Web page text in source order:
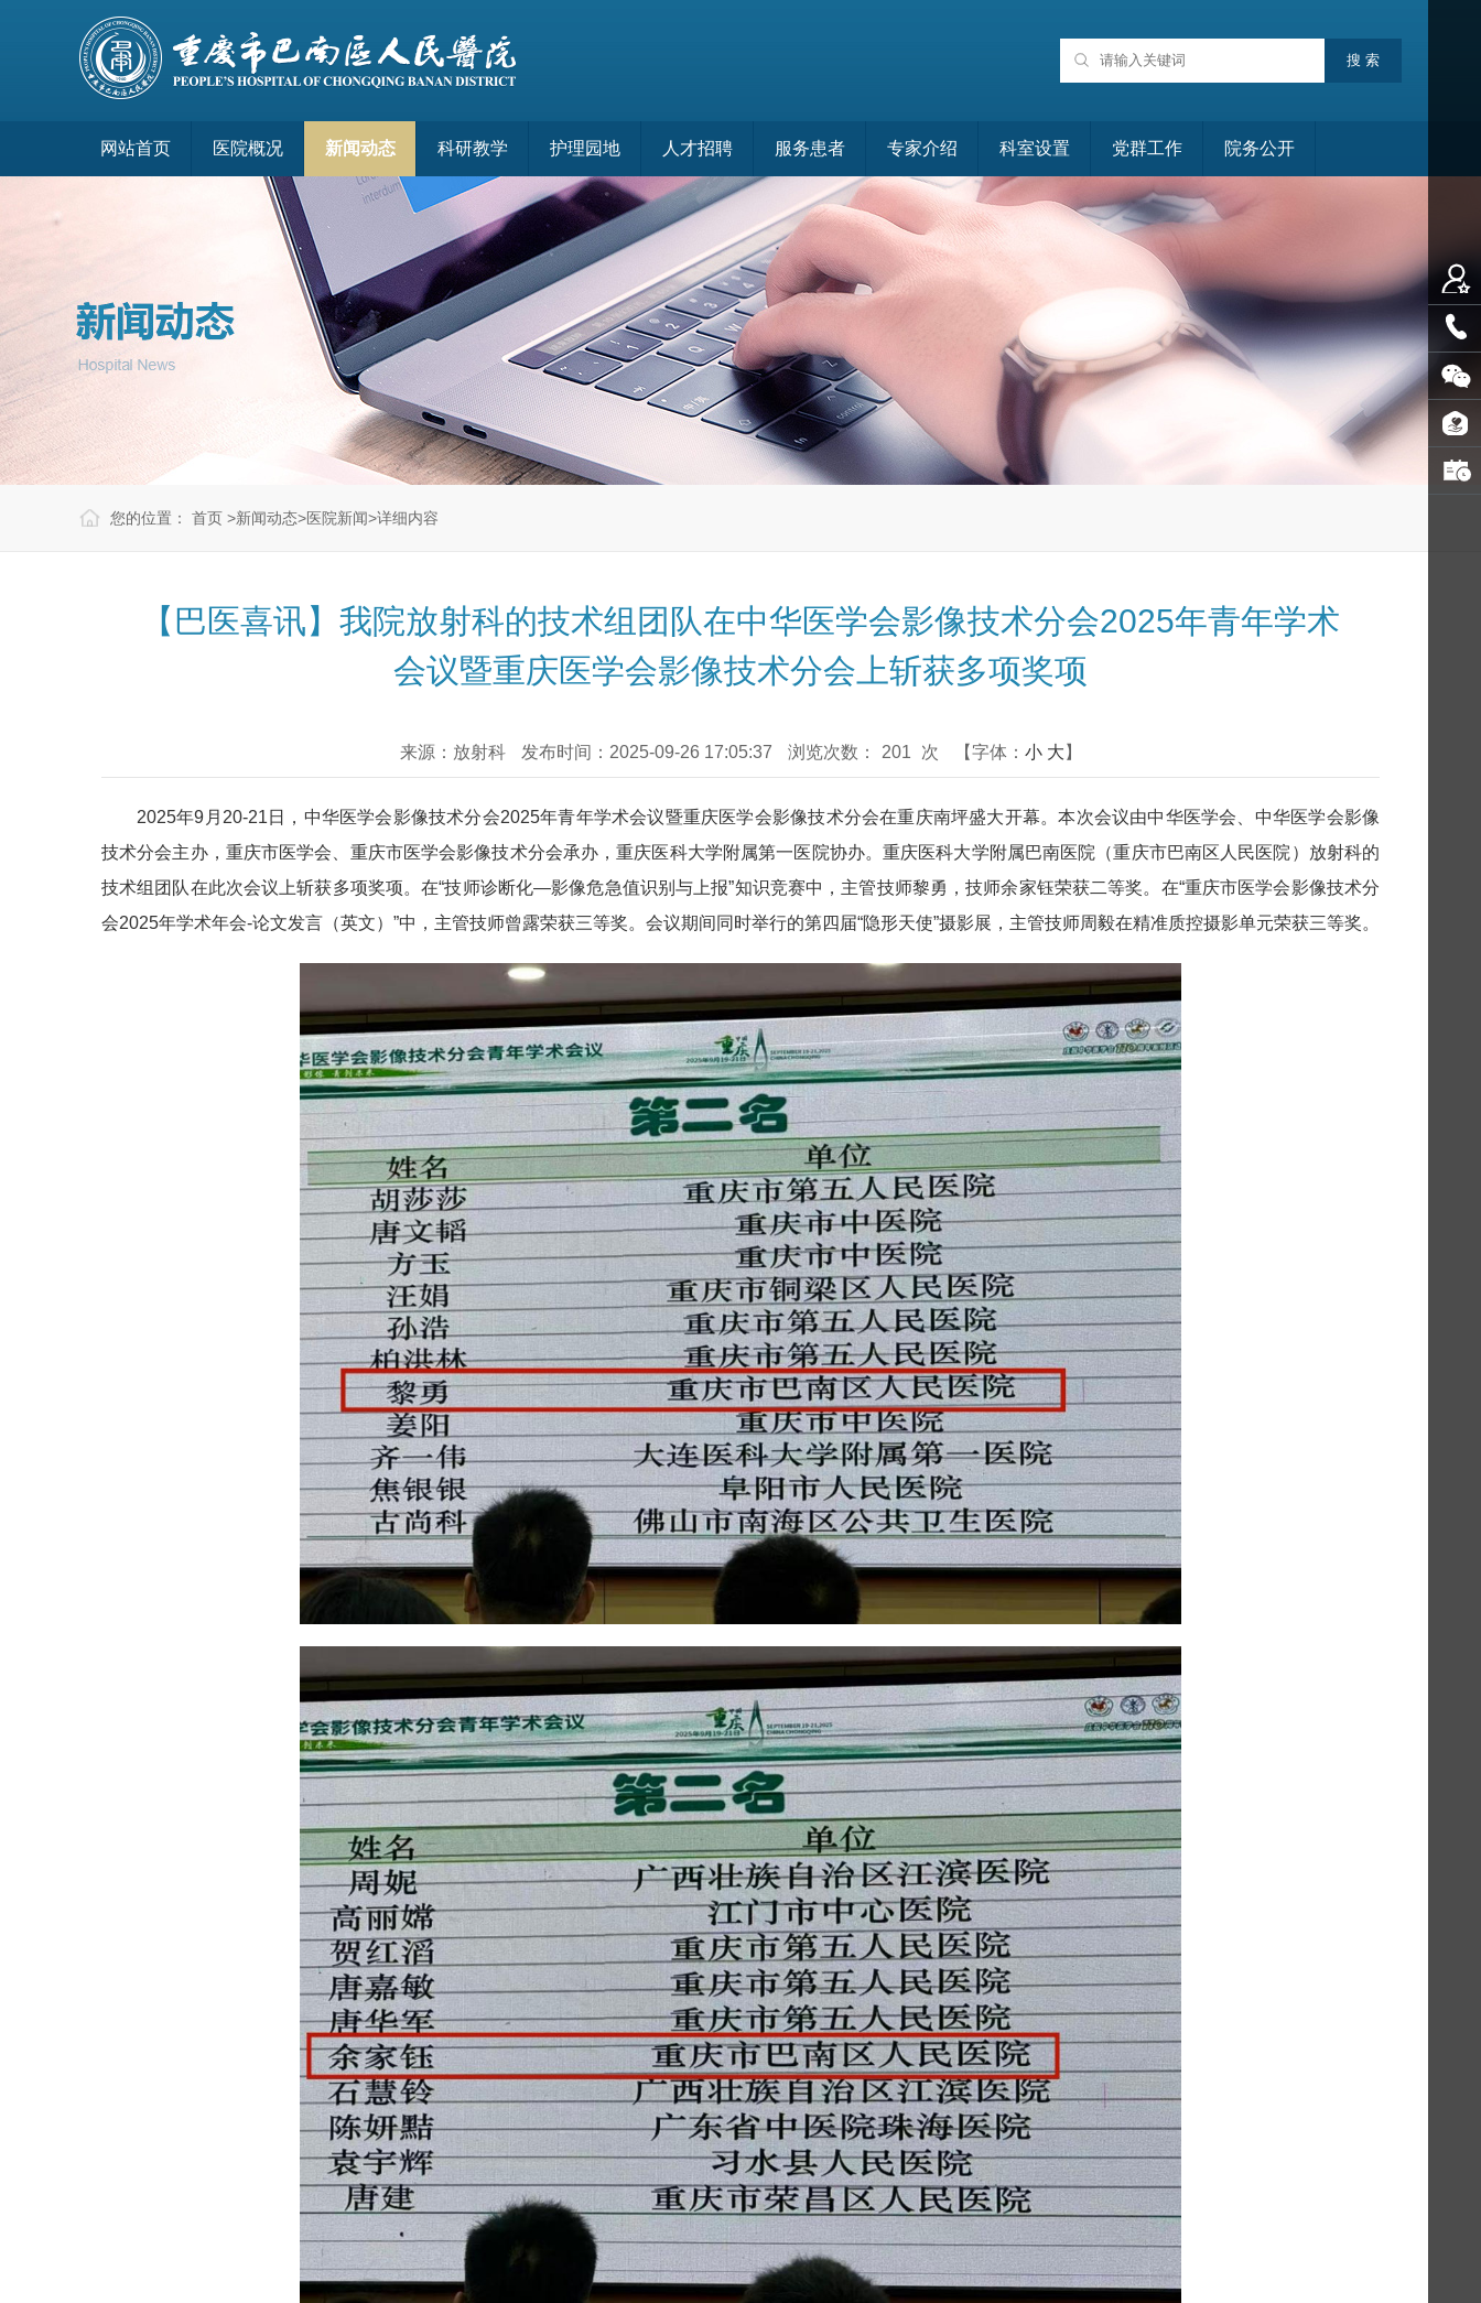
网站首页 医院概况 新闻动态 科研教学 护理园地 人才招聘 服务患者 专家介绍 科室设置 党群工作 院务公开
您的位置： 首页 >新闻动态>医院新闻>详细内容
【巴医喜讯】我院放射科的技术组团队在中华医学会影像技术分会2025年青年学术
会议暨重庆医学会影像技术分会上斩获多项奖项
来源：放射科 发布时间：2025-09-26 17:05:37 浏览次数： 201 次 【字体： 小 大 】
2025年9月20-21日，中华医学会影像技术分会2025年青年学术会议暨重庆医学会影像技术分会在重庆南坪盛大开幕。本次会议由中华医学会、中华医学会影像
技术分会主办，重庆市医学会、重庆市医学会影像技术分会承办，重庆医科大学附属第一医院协办。重庆医科大学附属巴南医院（重庆市巴南区人民医院）放射科的
技术组团队在此次会议上斩获多项奖项。在“技师诊断化—影像危急值识别与上报”知识竞赛中，主管技师黎勇，技师余家钰荣获二等奖。在“重庆市医学会影像技术分
会2025年学术年会-论文发言（英文）”中，主管技师曾露荣获三等奖。会议期间同时举行的第四届“隐形天使”摄影展，主管技师周毅在精准质控摄影单元荣获三等奖。